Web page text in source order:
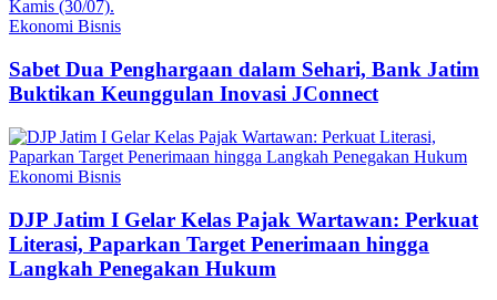
Ekonomi Bisnis
Sabet Dua Penghargaan dalam Sehari, Bank Jatim
Buktikan Keunggulan Inovasi JConnect
Ekonomi Bisnis
DJP Jatim I Gelar Kelas Pajak Wartawan: Perkuat
Literasi, Paparkan Target Penerimaan hingga
Langkah Penegakan Hukum